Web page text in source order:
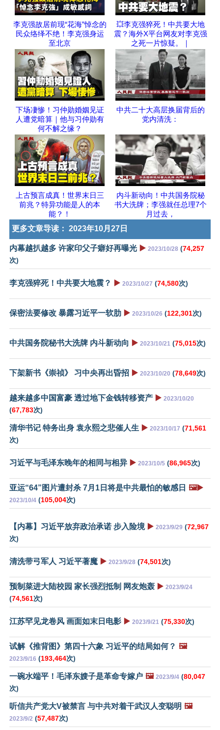
李克强故居前现“花海”悼念的
民众络绎不绝！李克强身运
至北京
💥李克强猝死！中共要大地
震？海外X平台网友对李克强
之死一片惊疑。｜
下场凄惨！习仲勋婚姻见证
人遭党暗算｜他与习仲勋有
何不解之缘？
中共二十大高层换届背后的
党内清洗：
上古预言成真！世界末日三
前兆？特异功能是人的本
能？！
内斗新动向！中共国务院秘
书大洗牌；李强就任总理7个
月过去，
更多文章导读： 2023年10月27日
内幕越扒越多 许家印父子癖好再曝光 ▶️ 2023/10/28 (74,257
次)
李克强猝死！中共要大地震？ ▶️ 2023/10/27 (74,580次)
保密法要修改 暴露习近平一软肋 ▶️ 2023/10/26 (122,301次)
中共国务院秘书大洗牌 内斗新动向 ▶️ 2023/10/21 (75,015次)
下架新书《崇祯》 习中央再出昏招 ▶️ 2023/10/20 (78,649次)
越来越多中国富豪 透过地下金钱转移资产 ▶️ 2023/10/20
(67,783次)
清华书记 特务出身 袁永熙之悲催人生 ▶️ 2023/10/17 (71,561
次)
习近平与毛泽东晚年的相同与相异 ▶️ 2023/10/5 (86,965次)
亚运“64”图片遭封杀 7月1日将是中共最怕的敏感日 🖼️▶️
2023/10/4 (105,004次)
【内幕】习近平放弃政治承诺 步入险境 ▶️ 2023/9/29 (72,967
次)
清洗带弓军人 习近平著魔 ▶️ 2023/9/28 (74,501次)
预制菜进大陆校园 家长强烈抵制 网友炮轰 ▶️ 2023/9/24
(74,561次)
江苏罕见龙卷风 画面如末日电影 ▶️ 2023/9/21 (75,330次)
试解《推背图》第四十六象 习近平的结局如何？ 🖼️
2023/9/16 (193,464次)
一碗水端平！毛泽东嫂子是革命专嫁户 🖼️ 2023/9/4 (80,047
次)
听信共产党大V被禁言 与中共对着干武汉人变聪明 🖼️
2023/9/2 (57,487次)